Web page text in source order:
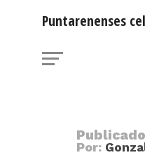
Puntarenenses
Por: